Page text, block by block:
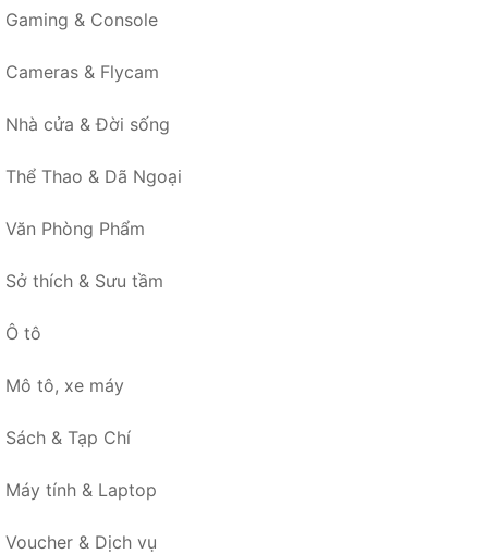
Gaming & Console
Cameras & Flycam
Nhà cửa & Đời sống
Thể Thao & Dã Ngoại
Văn Phòng Phẩm
Sở thích & Sưu tầm
Ô tô
Mô tô, xe máy
Sách & Tạp Chí
Máy tính & Laptop
Voucher & Dịch vụ